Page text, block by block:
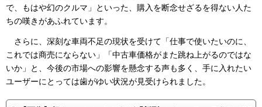
で、もはや幻のクルマ」といった、購入を断念せざるを得ない人た
ちの嘆きがあふれています。
さらに、深刻な車両不足の現状を受けて「仕事で使いたいのに、
これでは商売にならない」「中古車価格がまた跳ね上がるのではな
いか」と、今後の市場への影響を懸念する声も多く、手に入れたい
ユーザーにとっては歯がゆい状況が見受けられました。